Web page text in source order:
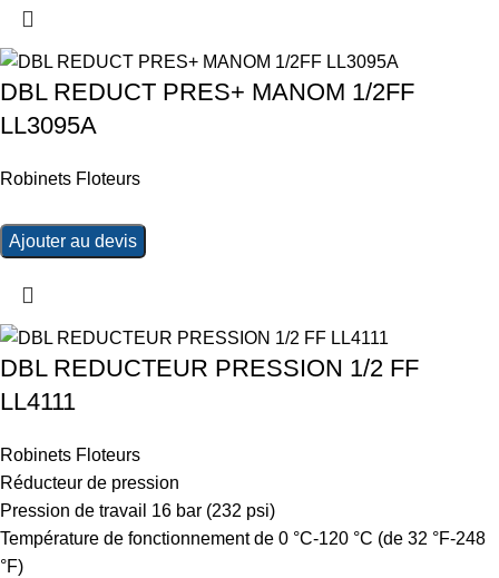
DBL REDUCT PRES+ MANOM 1/2FF
LL3095A
Robinets Floteurs
Ajouter au devis
DBL REDUCTEUR PRESSION 1/2 FF
LL4111
Robinets Floteurs
Réducteur de pression
Pression de travail 16 bar (232 psi)
Température de fonctionnement de 0 °C-120 °C (de 32 °F-248
°F)